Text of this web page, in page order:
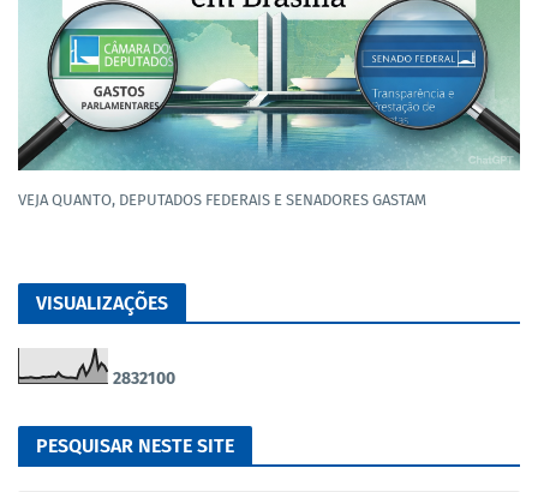
VEJA QUANTO, DEPUTADOS FEDERAIS E SENADORES GASTAM
VISUALIZAÇÕES
2832100
PESQUISAR NESTE SITE